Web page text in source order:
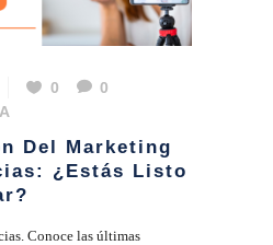
0
0
Del Marketing
¿Estás Listo
Conoce las últimas